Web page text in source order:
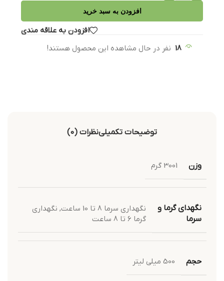
افزودن به سبد خرید
افزودن به علاقه مندی
18 نفر در حال مشاهده این محصول هستند!
توضیحات تکمیلینظرات (0)
وزن 3001 گرم
نگهدای گرما و
سرما
نگهداری سرما 8 تا 10 ساعت , نگهداری
گرما 6 تا 8 ساعت
حجم 500 میلی لیتر